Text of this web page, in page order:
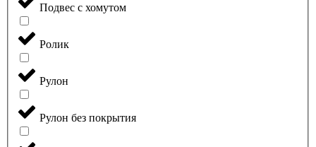
Подвес с хомутом
Ролик
Рулон
Рулон без покрытия